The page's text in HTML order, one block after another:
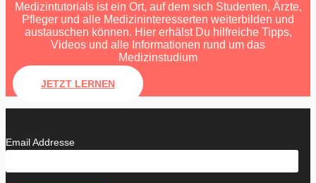
Medizintutorials ist ein Ort, auf dem sich Studenten, Ärzte,
Pfleger und alle Medizininteresserten weiterbilden und
austauschen können. Hier erhälst Du hilfreiche Tipps,
Videos und alle Informationen rund um das
Medizinstudium
JETZT LERNEN
Email Addresse